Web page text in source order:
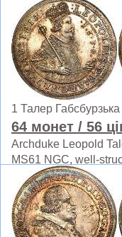
1 Талер
64 монет / 56
Archduke Leopold
MS61 NGC, well-